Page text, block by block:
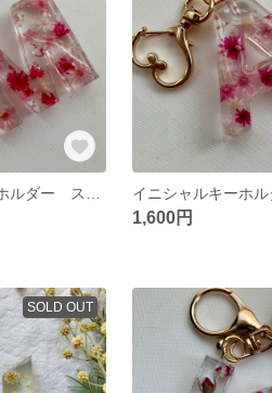
1,600円
SOLD OUT